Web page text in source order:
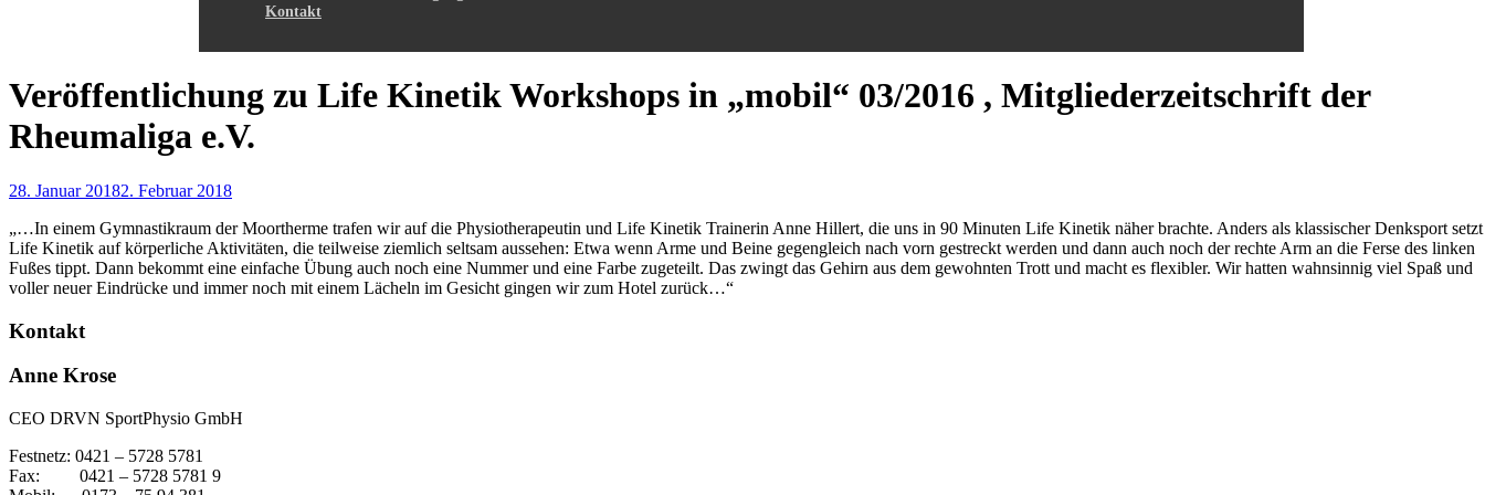
Kontakt
Veröffentlichung zu Life Kinetik Workshops in „mobil“ 03/2016 , Mitgliederzeitschrift der
Rheumaliga e.V.
28. Januar 20182. Februar 2018
„…In einem Gymnastikraum der Moortherme trafen wir auf die Physiotherapeutin und Life Kinetik Trainerin Anne Hillert, die uns in 90 Minuten Life Kinetik näher brachte. Anders als klassischer Denksport setzt
Life Kinetik auf körperliche Aktivitäten, die teilweise ziemlich seltsam aussehen: Etwa wenn Arme und Beine gegengleich nach vorn gestreckt werden und dann auch noch der rechte Arm an die Ferse des linken
Fußes tippt. Dann bekommt eine einfache Übung auch noch eine Nummer und eine Farbe zugeteilt. Das zwingt das Gehirn aus dem gewohnten Trott und macht es flexibler. Wir hatten wahnsinnig viel Spaß und
voller neuer Eindrücke und immer noch mit einem Lächeln im Gesicht gingen wir zum Hotel zurück…“
Kontakt
Anne Krose
CEO DRVN SportPhysio GmbH
Festnetz: 0421 – 5728 5781
Fax: 0421 – 5728 5781 9